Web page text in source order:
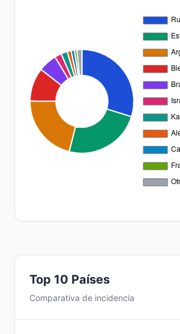
Top 10 Países
Comparativa de incidencia